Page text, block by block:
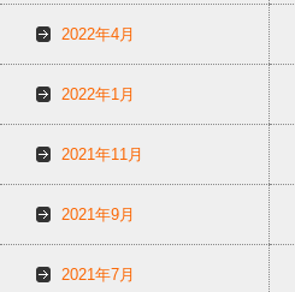
2022年4月
2022年1月
2021年11月
2021年9月
2021年7月